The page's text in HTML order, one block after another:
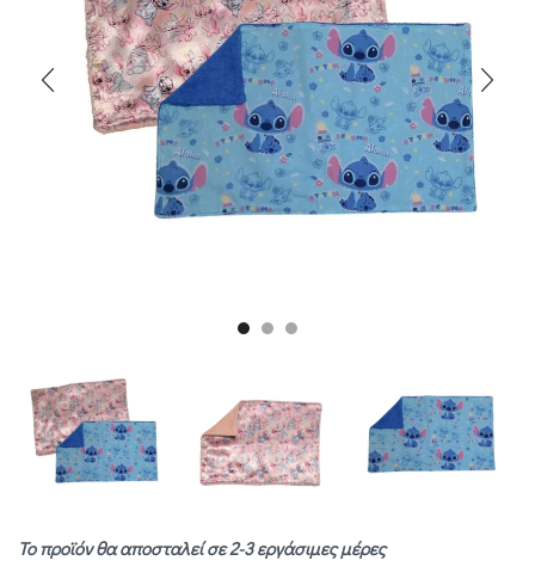
Το προϊόν θα αποσταλεί σε 2-3 εργάσιμες μέρες